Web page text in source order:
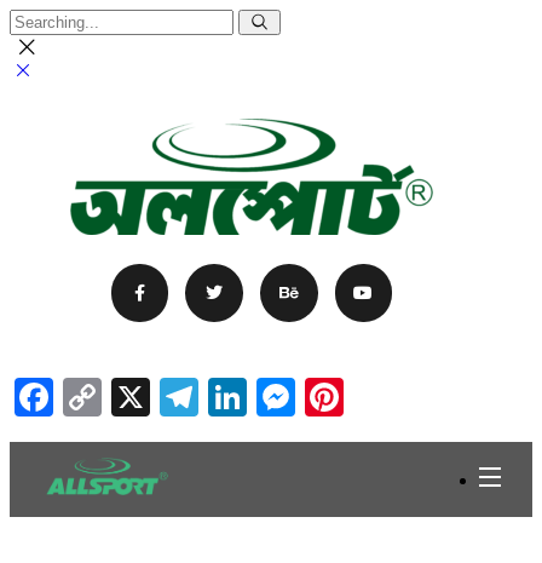
Facebook
Copy
Link
X Telegram
LinkedIn
Messenger